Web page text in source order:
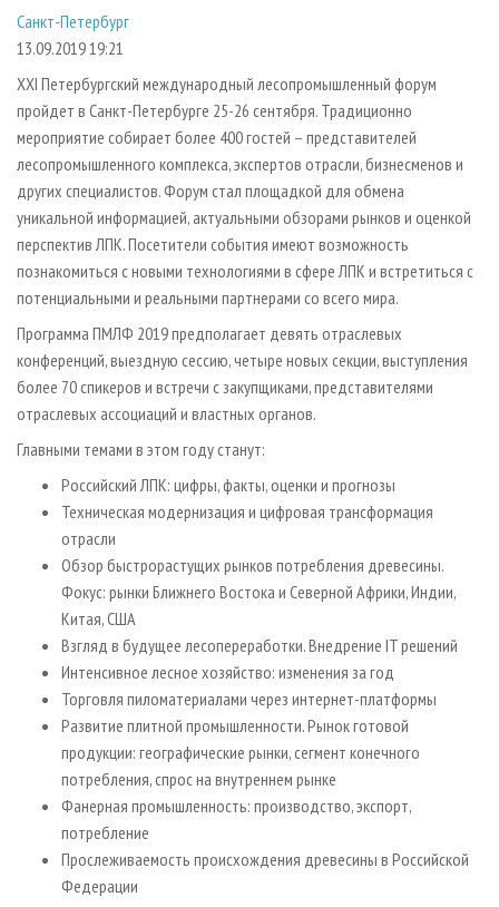
СУШКА ДРЕВЕСИНЫ
ПРОИЗВОДСТВО ДРЕВЕСНЫХ ПЛИТ
ДЕРЕВЯННОЕ ДОМОСТРОЕНИЕ
ПРОИЗВОДСТВО МЕБЕЛИ
БИОЭНЕРГЕТИКА
ЦБП
ИНСТРУМЕНТ И МАТЕРИАЛЫ
ПЕРСОНЫ
МОБИЛЬНЫЕ ВЫСТАВКИ
ОФИЦИАЛЬНЫЕ ДЕЛЕГАЦИИ
ПРИОРИТЕТНЫЕ ИНВЕСТПРОЕКТЫ
RUSSIAN FORESTRY REVIEW
ГАЗЕТА ЛЕСПРОМФОРУМ
БИБЛИОТЕКА СПЕЦИАЛИСТА
КОНТАКТЫ
РЕКЛАМА
РЕКЛАМА НА САЙТЕ
Санкт-Петербург
13.09.2019 19:21
XXI Петербургский международный лесопромышленный форум
пройдет в Санкт-Петербурге 25-26 сентября. Традиционно
мероприятие собирает более 400 гостей – представителей
лесопромышленного комплекса, экспертов отрасли, бизнесменов и
других специалистов. Форум стал площадкой для обмена
уникальной информацией, актуальными обзорами рынков и оценкой
перспектив ЛПК. Посетители события имеют возможность
познакомиться с новыми технологиями в сфере ЛПК и встретиться с
потенциальными и реальными партнерами со всего мира.
Программа ПМЛФ 2019 предполагает девять отраслевых
конференций, выездную сессию, четыре новых секции, выступления
более 70 спикеров и встречи с закупщиками, представителями
отраслевых ассоциаций и властных органов.
Главными темами в этом году станут:
Российский ЛПК: цифры, факты, оценки и прогнозы
Техническая модернизация и цифровая трансформация
отрасли
Обзор быстрорастущих рынков потребления древесины.
Фокус: рынки Ближнего Востока и Северной Африки, Индии,
Китая, США
Взгляд в будущее лесопереработки. Внедрение IT решений
Интенсивное лесное хозяйство: изменения за год
Торговля пиломатериалами через интернет-платформы
Развитие плитной промышленности. Рынок готовой
продукции: географические рынки, сегмент конечного
потребления, спрос на внутреннем рынке
Фанерная промышленность: производство, экспорт,
потребление
Прослеживаемость происхождения древесины в Российской
Федерации